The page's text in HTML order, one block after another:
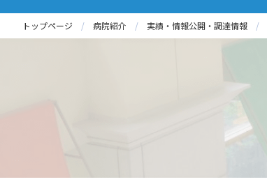
トップページ 病院紹介 実績・情報公開・調達情報